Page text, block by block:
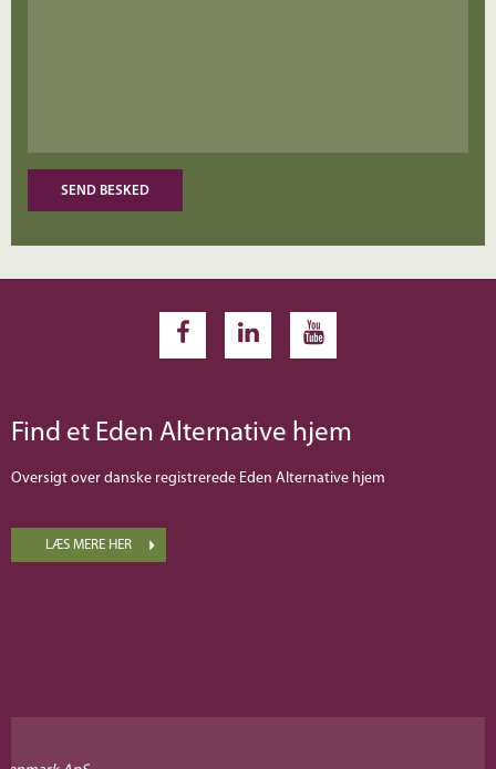
Find et Eden Alternative hjem
Oversigt over danske registrerede Eden Alternative hjem
LÆS MERE HER